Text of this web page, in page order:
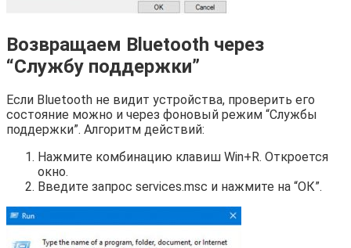
Возвращаем Bluetooth через
“Службу поддержки”
Если Bluetooth не видит устройства, проверить его
состояние можно и через фоновый режим “Службы
поддержки”. Алгоритм действий:
Нажмите комбинацию клавиш Win+R. Откроется
окно.
Введите запрос services.msc и нажмите на “ОК”.